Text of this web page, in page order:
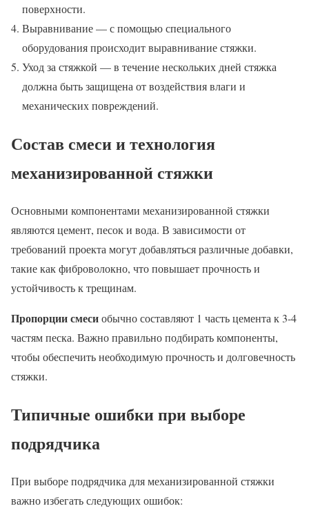
поверхности.
Выравнивание — с помощью специального
оборудования происходит выравнивание стяжки.
Уход за стяжкой — в течение нескольких дней стяжка
должна быть защищена от воздействия влаги и
механических повреждений.
Состав смеси и технология
механизированной стяжки
Основными компонентами механизированной стяжки
являются цемент, песок и вода. В зависимости от
требований проекта могут добавляться различные добавки,
такие как фиброволокно, что повышает прочность и
устойчивость к трещинам.
Пропорции смесиобычно составляют 1 часть цемента к 3-4
частям песка. Важно правильно подбирать компоненты,
чтобы обеспечить необходимую прочность и долговечность
стяжки.
Типичные ошибки при выборе
подрядчика
При выборе подрядчика для механизированной стяжки
важно избегать следующих ошибок: